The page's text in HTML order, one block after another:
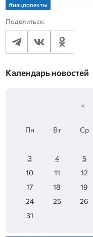
#нацпроекты
Поделиться:
Календарь новостей
<
Пн Вт Ср
3
4 5
10
11 12
17
18 19
24
25 26
31